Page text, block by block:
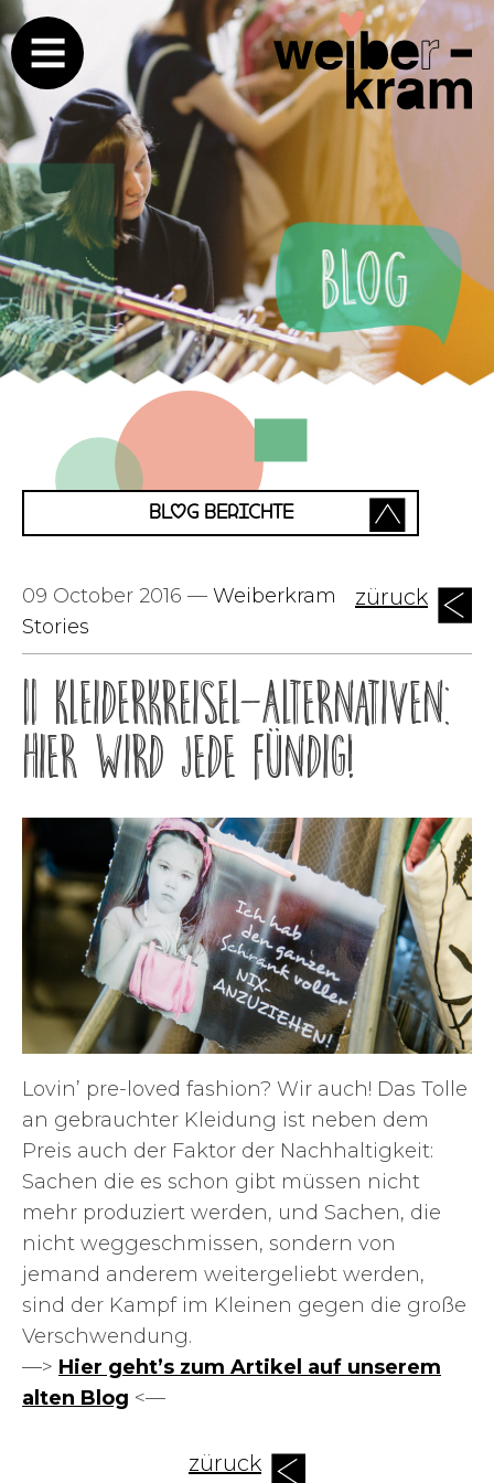
BLOG BERICHTE
züruck
09 October 2016 — Weiberkram
Stories
11 Kleiderkreisel-Alternativen:
Hier wird jede fündig!
Lovin’ pre-loved fashion? Wir auch! Das Tolle
an gebrauchter Kleidung ist neben dem
Preis auch der Faktor der Nachhaltigkeit:
Sachen die es schon gibt müssen nicht
mehr produziert werden, und Sachen, die
nicht weggeschmissen, sondern von
jemand anderem weitergeliebt werden,
sind der Kampf im Kleinen gegen die große
Verschwendung.
––> Hier geht’s zum Artikel auf unserem
alten Blog <––
züruck